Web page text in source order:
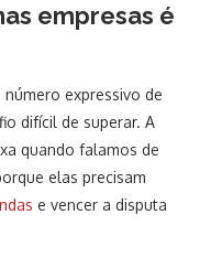
empresas é
expressivo de
difícil de superar. A
quando falamos de
elas precisam
e vencer a disputa